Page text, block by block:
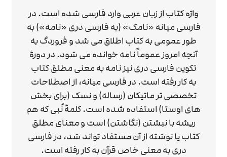
واژه کتاب از زبان عربی وارد فارسی شده است. در
فارسی میانه «نامک» (به فارسی دری «نامه») به
طور عمومی به کتاب اطلاق می شد و فروردگ به
آنچه امروز عموماً نامه خوانده می شود. در دورهٔ
تکوین فارسی دری نیز نامه به معنی مطلق کتاب
به کار رفته است. در فارسی میانه، از اصطلاحات
تخصصی تر ماتیکان (رساله) و نسک (برای بخش
های اوستا) استفاده شده است. کلمهٔ نُبی که هم
ریشه با نبشتن (نگاشتن) است و معنای مطلق
کتاب یا نوشته از آن مستفاد تواند شد، در فارسی
دری به معنی خاص قرآن به کار رفته است.